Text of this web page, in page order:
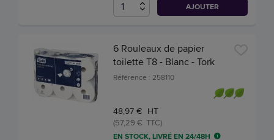
AJOUTER
6 Rouleaux de papier
toilette T8 - Blanc - Tork
Référence : 258110
48,97 € HT
(57,29 € TTC)
EN STOCK, LIVRÉ EN 24/48H